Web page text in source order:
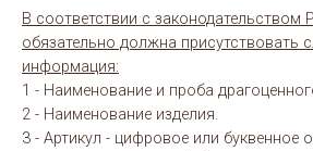
В соответствии с законодательством
обязательно должна присутствовать
информация:
1 - Наименование и проба
2 - Наименование изделия.
3 - Артикул - цифровое или буквенное